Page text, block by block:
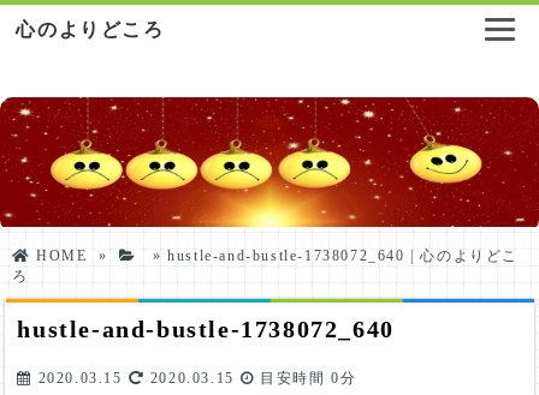
心のよりどころ
HOME » »hustle-and-bustle-1738072_640 | 心のよりどこ
ろ
hustle-and-bustle-1738072_640
2020.03.15 2020.03.15 目安時間0分